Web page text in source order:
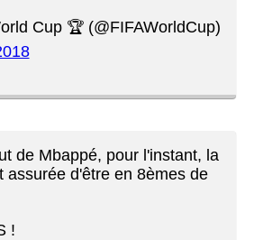
Cup 🏆 (@FIFAWorldCup)
de Mbappé, pour l'instant, la
assurée d'être en 8èmes de
!